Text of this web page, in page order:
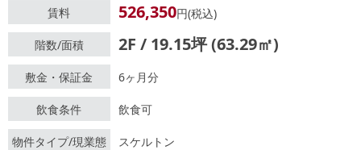
賃料 526,350円(税込)
階数/面積 2F / 19.15坪 (63.29㎡)
敷金・保証金 6ヶ月分
飲食条件 飲食可
物件タイプ/現業態 スケルトン